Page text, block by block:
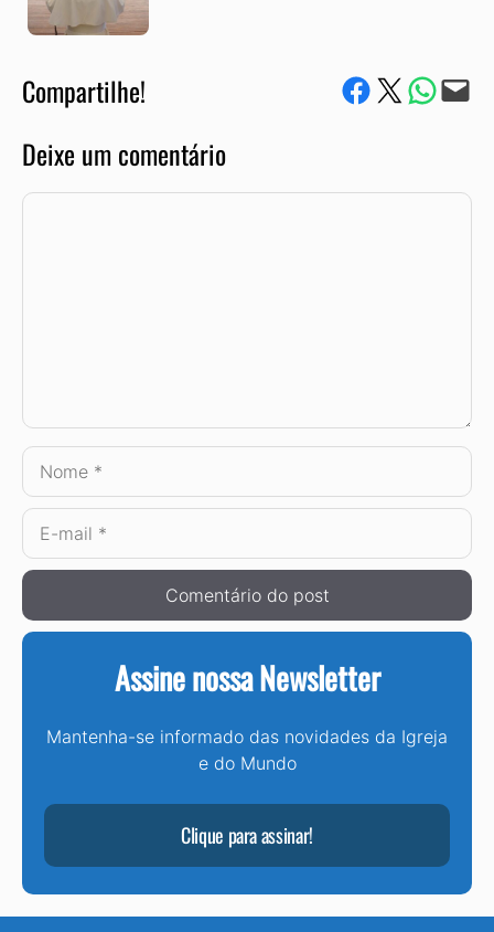
Compartilhe! Compartilhe no Facebook
Compartilhe no Twitter
Compartile via
Envie via e-mail
Deixe um comentário
Comentário
Nome
E-
mail
Assine nossa Newsletter
Mantenha-se informado das novidades da Igreja
e do Mundo
Clique para assinar!